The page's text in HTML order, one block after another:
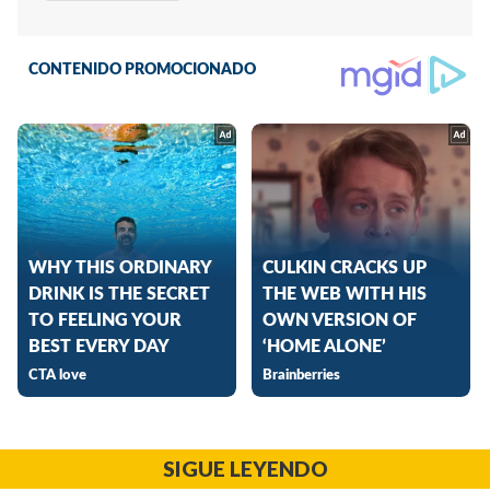
SIGUE LEYENDO